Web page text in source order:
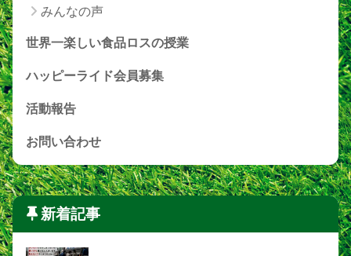
みんなの声
世界一楽しい食品ロスの授業
ハッピーライド会員募集
活動報告
お問い合わせ
新着記事